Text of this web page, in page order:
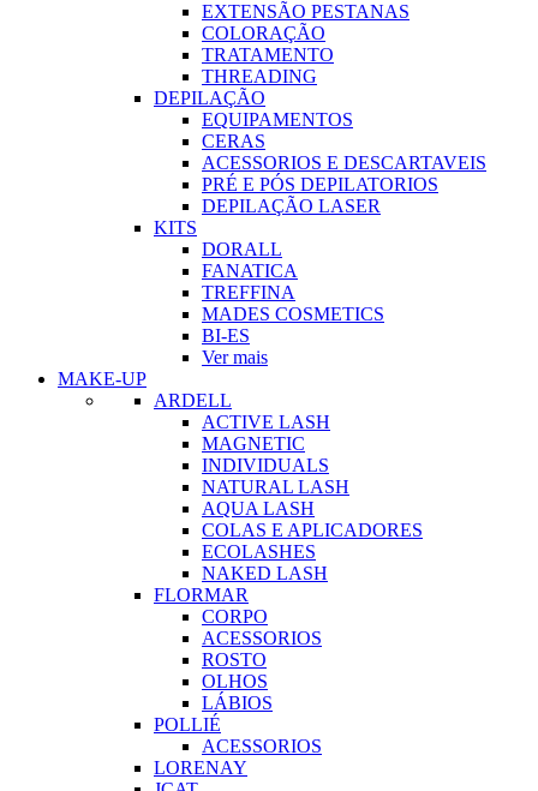
EXTENSÃO PESTANAS
COLORAÇÃO
TRATAMENTO
THREADING
DEPILAÇÃO
EQUIPAMENTOS
CERAS
ACESSORIOS E DESCARTAVEIS
PRÉ E PÓS DEPILATORIOS
DEPILAÇÃO LASER
KITS
DORALL
FANATICA
TREFFINA
MADES COSMETICS
BI-ES
Ver mais
MAKE-UP
ARDELL
ACTIVE LASH
MAGNETIC
INDIVIDUALS
NATURAL LASH
AQUA LASH
COLAS E APLICADORES
ECOLASHES
NAKED LASH
FLORMAR
CORPO
ACESSORIOS
ROSTO
OLHOS
LÁBIOS
POLLIÉ
ACESSORIOS
LORENAY